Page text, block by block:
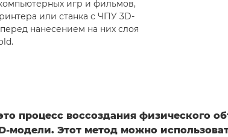
игр и фильмов,
или станка с ЧПУ 3D-
нанесением на них слоя
процесс воссоздания физического
модели. Этот метод можно